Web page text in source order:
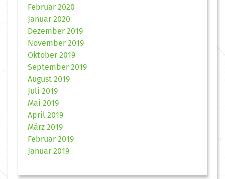
Februar 2020
Januar 2020
Dezember 2019
November 2019
Oktober 2019
September 2019
August 2019
Juli 2019
Mai 2019
April 2019
März 2019
Februar 2019
Januar 2019